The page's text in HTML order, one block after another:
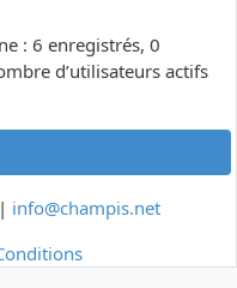
: 6 enregistrés, 0
d’utilisateurs actifs
info@champis.net